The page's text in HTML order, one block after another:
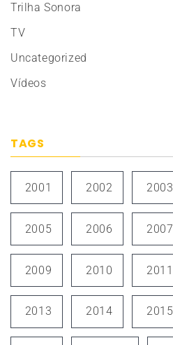
Trilha Sonora
TV
Uncategorized
Vídeos
TAGS
2001 2002 2003
2005 2006 2007
2009 2010 2011
2013 2014 2015